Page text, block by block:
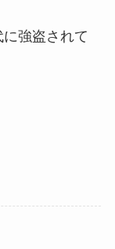
に強盗されて